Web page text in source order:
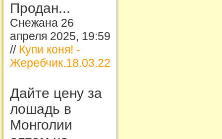
Продан...
Снежана 26
апреля 2025, 19:59
// Купи коня! -
Жеребчик.18.03.22
Дайте цену за
лошадь в
Монголии